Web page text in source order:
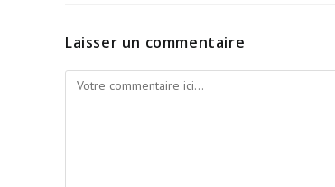
Laisser un commentaire